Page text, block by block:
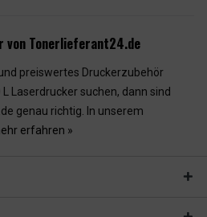
von Tonerlieferant24.de
preiswertes Druckerzubehör
Laserdrucker suchen, dann sind
genau richtig. In unserem
erfahren »